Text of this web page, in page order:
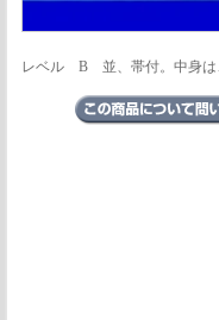
レベル B 並、帯付。中身は